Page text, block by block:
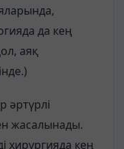
да кең
аяқ
әртүрлі
жасалынады.
хирургияда кең